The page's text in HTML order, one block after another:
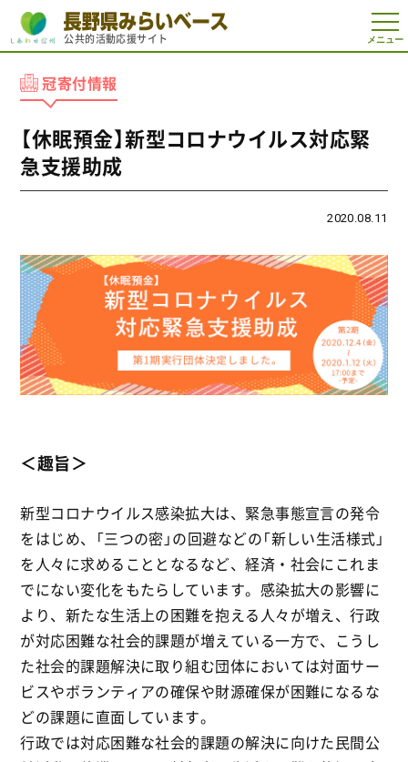
t
o
t
o
公共的活動応援サイト
冠寄付情報
【休眠預金】新型コロナウイルス対応緊
急支援助成
2020.08.11
＜趣旨＞
新型コロナウイルス感染拡大は、緊急事態宣言の発令
をはじめ、「三つの密」の回避などの「新しい生活様式」
を人々に求めることとなるなど、経済・社会にこれま
でにない変化をもたらしています。感染拡大の影響に
より、新たな生活上の困難を抱える人々が増え、行政
が対応困難な社会的課題が増えている一方で、こうし
た社会的課題解決に取り組む団体においては対面サー
ビスやボランティアの確保や財源確保が困難になるな
どの課題に直面しています。
行政では対応困難な社会的課題の解決に向けた民間公